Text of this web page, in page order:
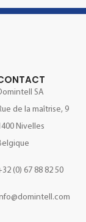
SA
de la maîtrise, 9
Nivelles
(0) 67 88 82 50